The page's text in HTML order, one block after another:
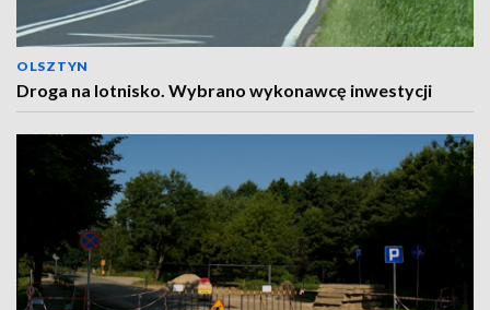
OLSZTYN
Droga na lotnisko. Wybrano wykonawcę inwestycji